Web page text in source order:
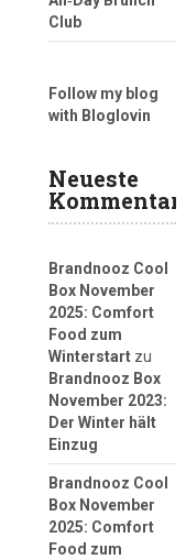
Club
Follow my blog
with Bloglovin
Neueste
Brandnooz Cool
Box November
2025: Comfort
Food zum
Winterstartzu
Brandnooz Box
November 2023:
Der Winter hält
Einzug
Brandnooz Cool
Box November
2025: Comfort
Food zum